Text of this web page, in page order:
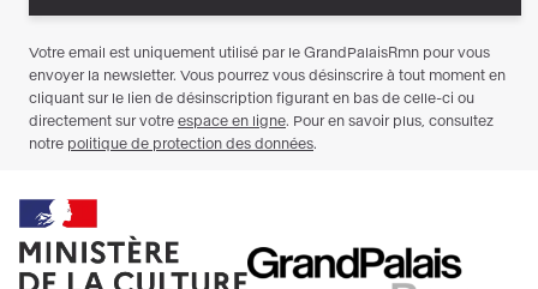
photographes, architectes de tous horizons,
talents confirmés comme talents en devenir.
commerciale et ces associations à but non
lucratif n’ont de raison d’être que de permettre à